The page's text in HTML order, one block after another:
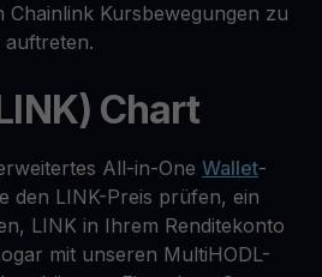
Chainlink Kursbewegungen zu
Chart
All-in-One Wallet-
den LINK-Preis prüfen, ein
LINK in Ihrem Renditekonto
mit unseren MultiHODL-